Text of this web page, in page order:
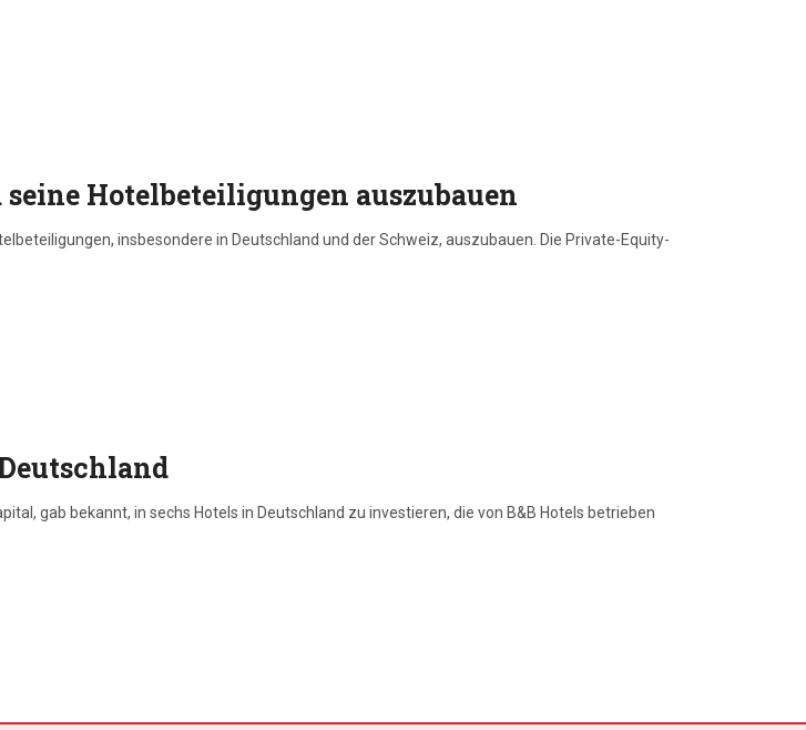
Hotelbeteiligungen auszubauen
insbesondere in Deutschland und der Schweiz, auszubauen. Die Private-Equity-
gab bekannt, in sechs Hotels in Deutschland zu investieren, die von B&B Hotels betrieben